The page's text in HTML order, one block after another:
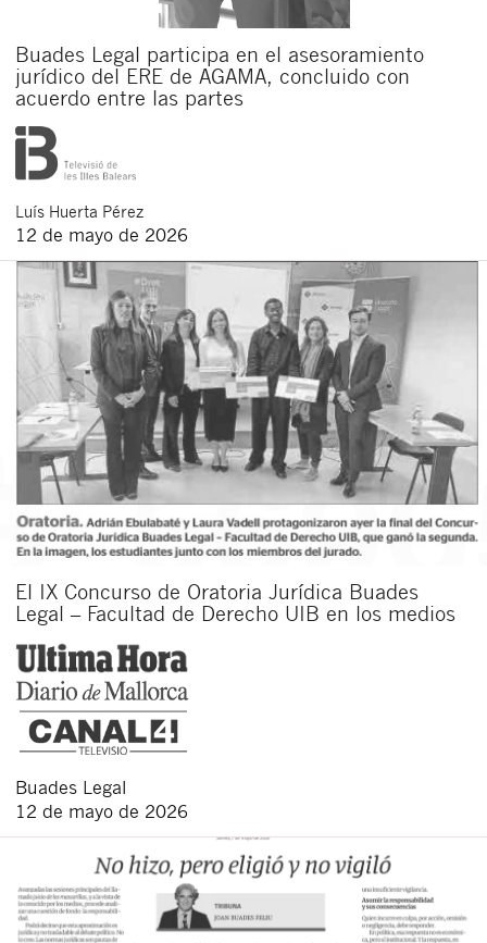
Buades Legal participa en el asesoramiento
jurídico del ERE de AGAMA, concluido con
acuerdo entre las partes
Luís Huerta Pérez
12 de mayo de 2026
El IX Concurso de Oratoria Jurídica Buades
Legal – Facultad de Derecho UIB en los medios
Buades Legal
12 de mayo de 2026